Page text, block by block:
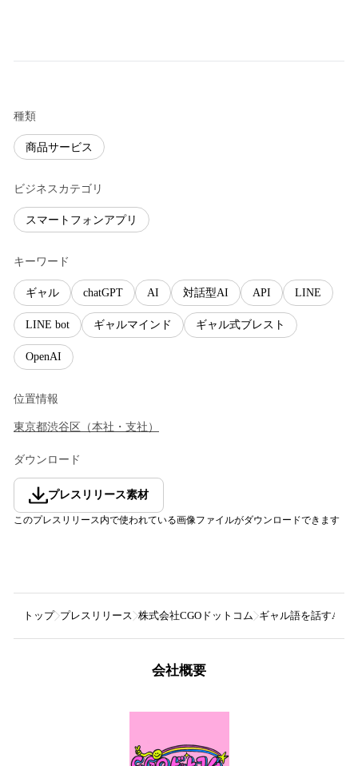
種類
商品サービス
ビジネスカテゴリ
スマートフォンアプリ
キーワード
ギャル chatGPT AI 対話型AI API LINE
LINE bot ギャルマインド ギャル式ブレスト
OpenAI
位置情報
東京都渋谷区 （本社・支社 ）
ダウンロード
プレスリリース素材
このプレスリリース内で使われている画像ファイルがダウンロードできます
トップ プレスリリース 株式会社CGOドットコム ギャル語を話すAI、
会社概要